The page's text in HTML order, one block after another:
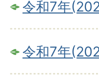
令和7年
令和7年